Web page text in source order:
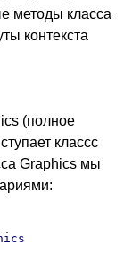
методы класса
контекста
(полное
классс
Graphics мы